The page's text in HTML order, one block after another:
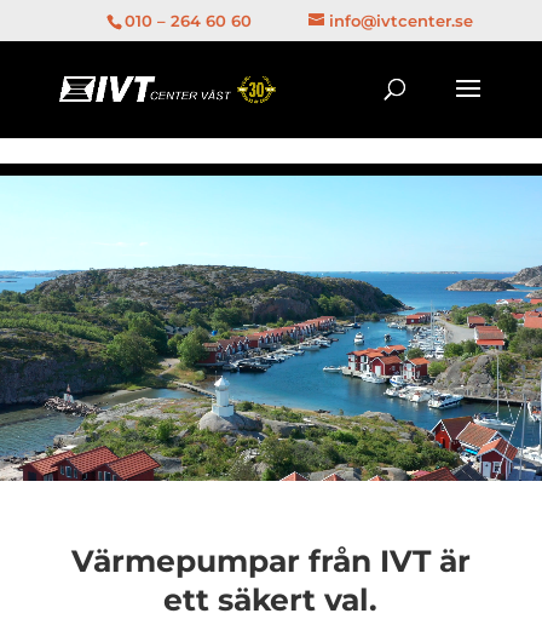
010 – 264 60 60 info@ivtcenter.se
Värmepumpar från IVT är
ett säkert val.